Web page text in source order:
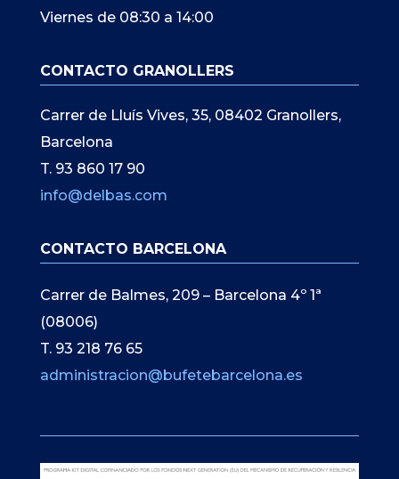
Viernes de 08:30 a 14:00
CONTACTO GRANOLLERS
Carrer de Lluís Vives, 35, 08402 Granollers,
Barcelona
T. 93 860 17 90
info@delbas.com
CONTACTO BARCELONA
Carrer de Balmes, 209 – Barcelona 4º 1ª
(08006)
T. 93 218 76 65
administracion@bufetebarcelona.es